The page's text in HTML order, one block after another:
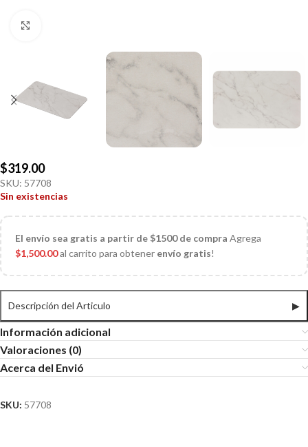
$319.00
SKU: 57708
Sin existencias
El envío sea gratis a partir de $1500 de compra Agrega
$1,500.00al carrito para obtener envío gratis!
Descripción del Articulo ▶
Información adicional
Valoraciones (0)
Acerca del Envió
SKU: 57708